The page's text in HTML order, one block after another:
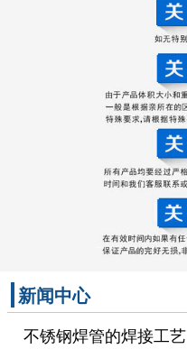
新闻中心
不锈钢焊管的焊接工艺